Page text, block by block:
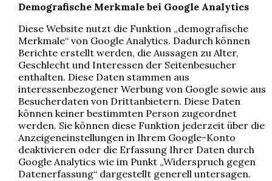
Demografische Merkmale bei Google Analytics
Diese Website nutzt die Funktion „demografische
Merkmale“ von Google Analytics. Dadurch können
Berichte erstellt werden, die Aussagen zu Alter,
Geschlecht und Interessen der Seitenbesucher
enthalten. Diese Daten stammen aus
interessenbezogener Werbung von Google sowie aus
Besucherdaten von Drittanbietern. Diese Daten
können keiner bestimmten Person zugeordnet
werden. Sie können diese Funktion jederzeit über die
Anzeigeneinstellungen in Ihrem Google-Konto
deaktivieren oder die Erfassung Ihrer Daten durch
Google Analytics wie im Punkt „Widerspruch gegen
Datenerfassung“ dargestellt generell untersagen.